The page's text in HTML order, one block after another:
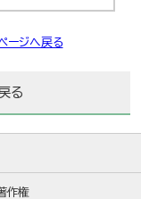
ージへ戻る
る
作権